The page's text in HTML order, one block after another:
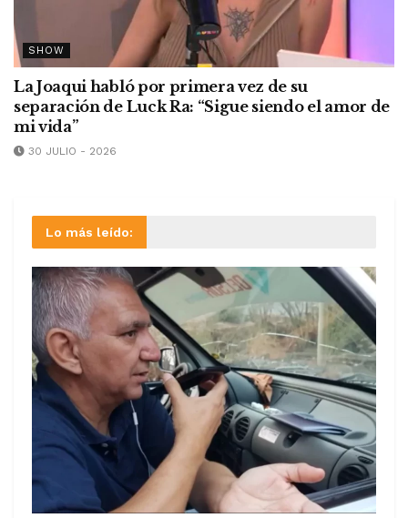
SHOW
La Joaqui habló por primera vez de su
separación de Luck Ra: “Sigue siendo el amor de
mi vida”
30 JULIO - 2026
Lo más leído: